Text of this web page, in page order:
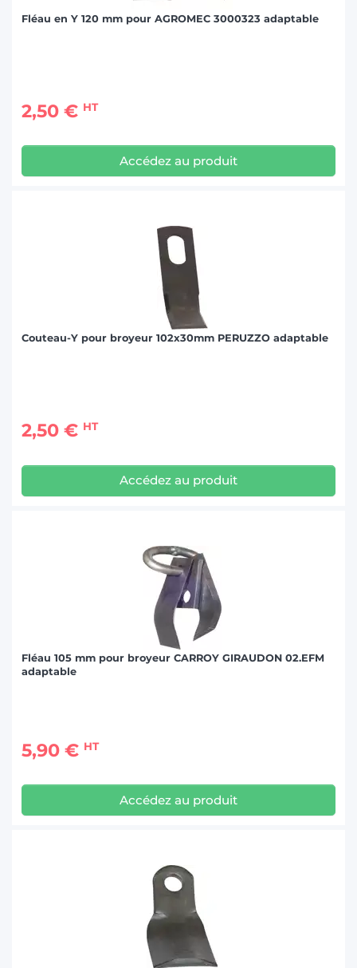
Fléau en Y 120 mm pour AGROMEC 3000323 adaptable
2,50 € HT
Accédez au produit
Couteau-Y pour broyeur 102x30mm PERUZZO adaptable
2,50 € HT
Accédez au produit
Fléau 105 mm pour broyeur CARROY GIRAUDON 02.EFM
adaptable
5,90 € HT
Accédez au produit